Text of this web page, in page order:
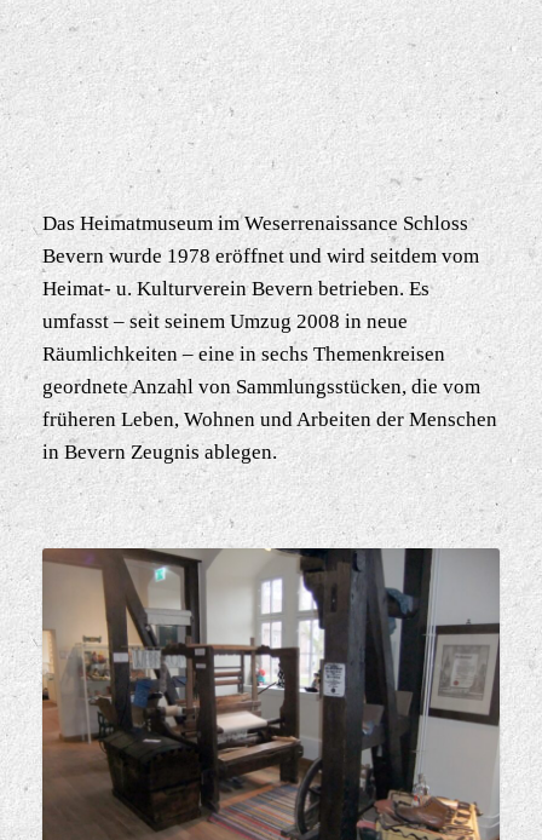
Das Heimatmuseum im Weserrenaissance Schloss
Bevern wurde 1978 eröffnet und wird seitdem vom
Heimat- u. Kulturverein Bevern betrieben. Es
umfasst – seit seinem Umzug 2008 in neue
Räumlichkeiten – eine in sechs Themenkreisen
geordnete Anzahl von Sammlungsstücken, die vom
früheren Leben, Wohnen und Arbeiten der Menschen
in Bevern Zeugnis ablegen.